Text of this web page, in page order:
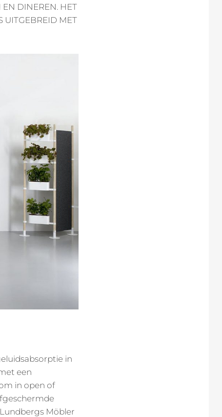
EN DINEREN. HET
UITGEBREID MET
in
een
in open of
Möbler